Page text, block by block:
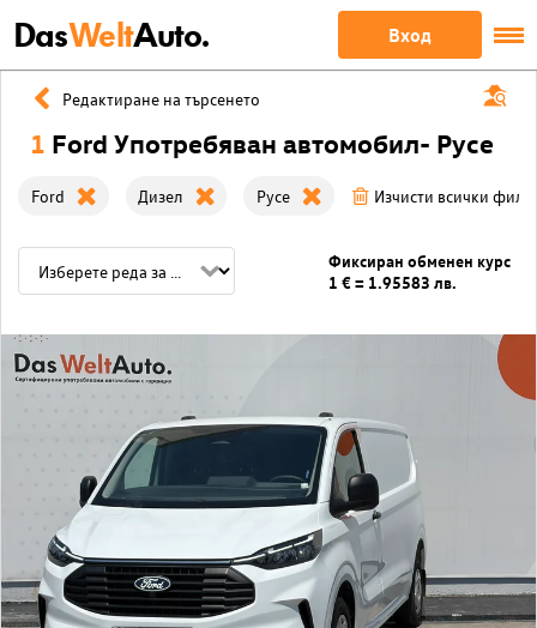
DasWeltAuto. Вход
Редактиране на търсенето
1 Ford Употребяван автомобил- Русе
Ford Дизел Русе Изчисти всички
Фиксиран обменен курс
1 € = 1.95583 лв.